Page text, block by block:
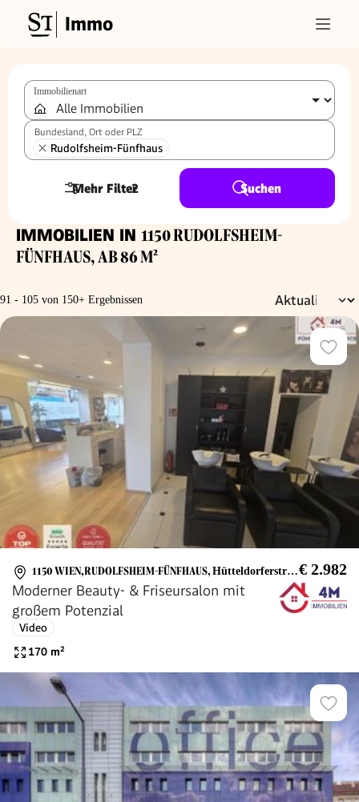
Immo
Immobilienart
Bundesland, Ort oder PLZ
Rudolfsheim-Fünfhaus
Mehr Filter
2 Suchen
IMMOBILIEN IN 1150 RUDOLFSHEIM-
FÜNFHAUS, AB 86 M²
91 - 105 von 150+ Ergebnissen
1150 WIEN,RUDOLFSHEIM-FÜNFHAUS, Hütteldorferstraße € 2.982
Moderner Beauty- & Friseursalon mit
großem Potenzial
Video
170 m²